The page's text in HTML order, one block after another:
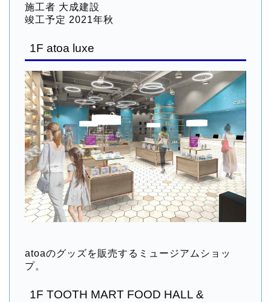
施工者 大成建設
竣工予定 2021年秋
1F atoa luxe
atoaのグッズを販売するミュージアムショッ
プ。
1F TOOTH MART FOOD HALL &